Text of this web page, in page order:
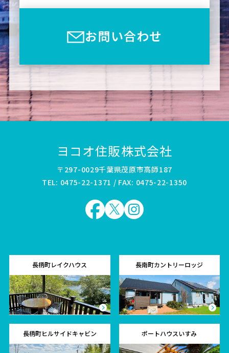
お問い合わせ
ヨコオ住販株式会社
〒297-0029千葉県茂原市高師187
TEL: 0475-22-1371 / FAX: 0475-22-1350
長柄町レイクハウス 長南町カントリーロッジ
長柄町ヒルサイドキャビン ポートハウスいすみ